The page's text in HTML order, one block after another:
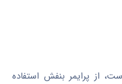
از پرایمر بنفش استفاده